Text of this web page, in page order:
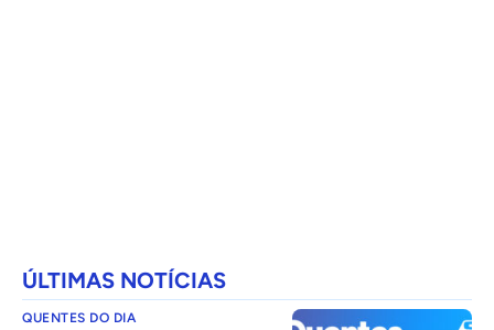
ÚLTIMAS NOTÍCIAS
QUENTES DO DIA